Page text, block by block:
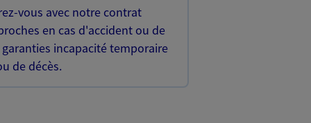
vous avec notre contrat
en cas d'accident ou de
incapacité temporaire
de décès.